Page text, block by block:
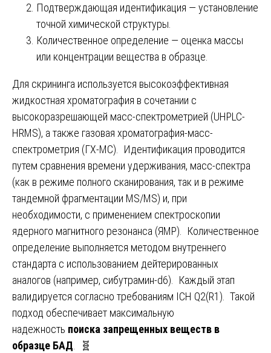
Подтверждающая идентификация — установление
точной химической структуры.
Количественное определение — оценка массы
или концентрации вещества в образце.
Для скрининга используется высокоэффективная
жидкостная хроматография в сочетании с
высокоразрешающей масс-спектрометрией (UHPLC-
HRMS), а также газовая хроматография-масс-
спектрометрия (ГХ-МС). Идентификация проводится
путем сравнения времени удерживания, масс-спектра
(как в режиме полного сканирования, так и в режиме
тандемной фрагментации MS/MS) и, при
необходимости, с применением спектроскопии
ядерного магнитного резонанса (ЯМР). Количественное
определение выполняется методом внутреннего
стандарта с использованием дейтерированных
аналогов (например, сибутрамин-d6). Каждый этап
валидируется согласно требованиям ICH Q2(R1). Такой
подход обеспечивает максимальную
надежность поиска запрещенных веществ в
образце БАД . 🧬